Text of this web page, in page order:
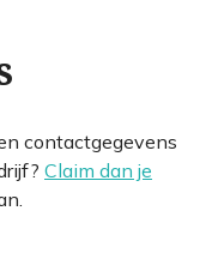
contactgegevens
Claim dan je